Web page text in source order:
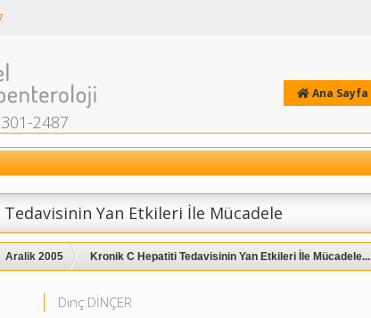
2487
Ana Sayfa
Yan Etkileri İle Mücadele
Aralik 2005 Kronik C Hepatiti Tedavisinin Yan Etkileri İle Mücadele...
Dinç DİNÇER